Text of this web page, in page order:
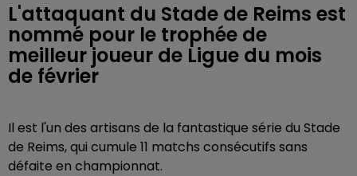
L'attaquant du Stade de Reims est
nommé pour le trophée de
meilleur joueur de Ligue du mois
de février
Il est l'un des artisans de la fantastique série du Stade
de Reims, qui cumule 11 matchs consécutifs sans
défaite en championnat.